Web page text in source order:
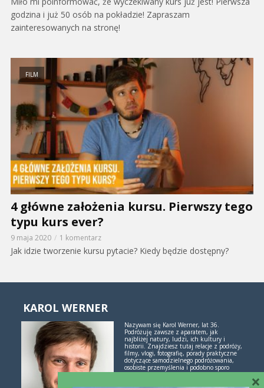
godzina i już 50 osób na pokładzie! Zapraszam
zainteresowanych na stronę!
FILM
4 główne założenia kursu. Pierwszy tego
typu kurs ever?
9 maja 2020 1 komentarz
Jak idzie tworzenie kursu pytacie? Kiedy będzie dostępny?
KAROL WERNER
Nazywam się Karol Werner, lat 36.
Podróżuję zawsze z aparatem, jak
najbliżej natury, ludzi, ich kultury i
historii. Znajdziesz tutaj relacje z podróży,
filmy, vlogi, fotografię, porady praktyczne
dotyczące samodzielnego podróżowania,
osobiste przemyślenia i podobno sporo
inspiracji. Jeśli lubisz świetne historie i
×